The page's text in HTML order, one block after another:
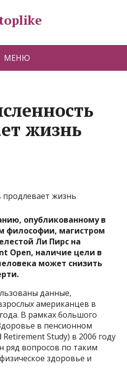
МЕНЮ
жизнь
опубликованному в
философии, магистром
Ли Пирс на
Open, наличие цели в
может снизить
данные,
американцев в
В рамках большого
в пенсионном
Retirement Study) в 2006 году
ряд вопросов по таким
здоровье и